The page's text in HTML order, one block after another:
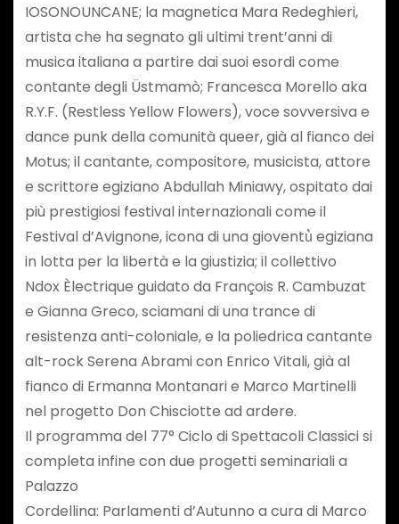
IOSONOUNCANE; la magnetica Mara Redeghieri,
artista che ha segnato gli ultimi trent’anni di
musica italiana a partire dai suoi esordi come
contante degli Üstmamò; Francesca Morello aka
R.Y.F. (Restless Yellow Flowers), voce sovversiva e
dance punk della comunità queer, già al fianco dei
Motus; il cantante, compositore, musicista, attore
e scrittore egiziano Abdullah Miniawy, ospitato dai
più prestigiosi festival internazionali come il
Festival d’Avignone, icona di una gioventù̀ egiziana
in lotta per la libertà e la giustizia; il collettivo
Ndox Èlectrique guidato da François R. Cambuzat
e Gianna Greco, sciamani di una trance di
resistenza anti-coloniale, e la poliedrica cantante
alt-rock Serena Abrami con Enrico Vitali, già al
fianco di Ermanna Montanari e Marco Martinelli
nel progetto Don Chisciotte ad ardere.
Il programma del 77° Ciclo di Spettacoli Classici si
completa infine con due progetti seminariali a
Palazzo
Cordellina: Parlamenti d’Autunno a cura di Marco